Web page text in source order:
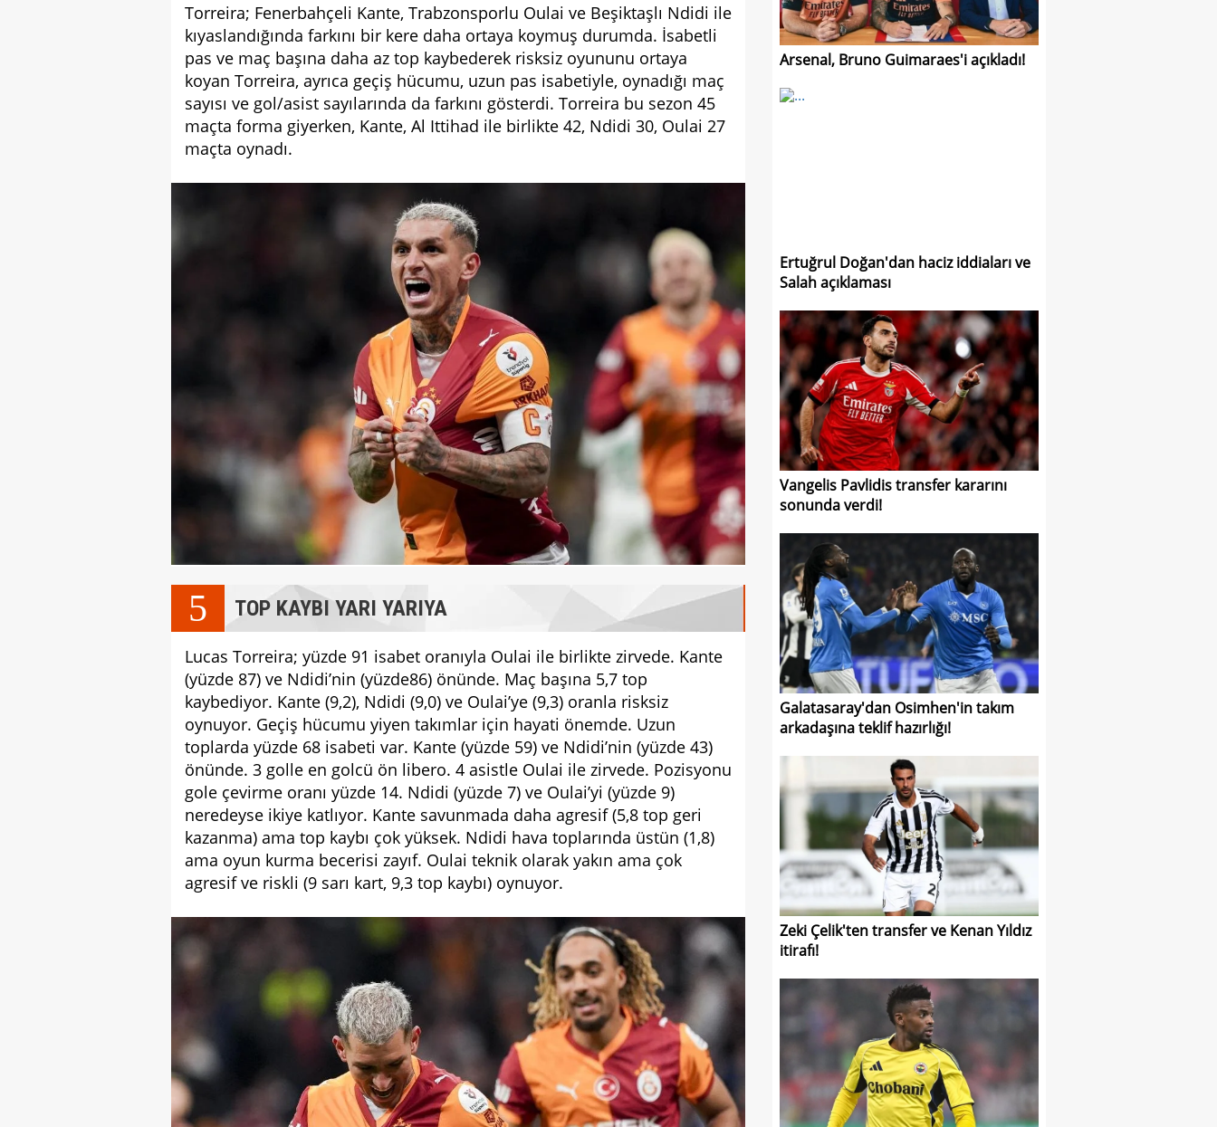
Torreira; Fenerbahçeli Kante, Trabzonsporlu Oulai ve Beşiktaşlı Ndidi ile
kıyaslandığında farkını bir kere daha ortaya koymuş durumda. İsabetli
pas ve maç başına daha az top kaybederek risksiz oyununu ortaya
koyan Torreira, ayrıca geçiş hücumu, uzun pas isabetiyle, oynadığı maç
sayısı ve gol/asist sayılarında da farkını gösterdi. Torreira bu sezon 45
maçta forma giyerken, Kante, Al Ittihad ile birlikte 42, Ndidi 30, Oulai 27
maçta oynadı.
5 TOP KAYBI YARI YARIYA
Lucas Torreira; yüzde 91 isabet oranıyla Oulai ile birlikte zirvede. Kante
(yüzde 87) ve Ndidi’nin (yüzde86) önünde. Maç başına 5,7 top
kaybediyor. Kante (9,2), Ndidi (9,0) ve Oulai’ye (9,3) oranla risksiz
oynuyor. Geçiş hücumu yiyen takımlar için hayati önemde. Uzun
toplarda yüzde 68 isabeti var. Kante (yüzde 59) ve Ndidi’nin (yüzde 43)
önünde. 3 golle en golcü ön libero. 4 asistle Oulai ile zirvede. Pozisyonu
gole çevirme oranı yüzde 14. Ndidi (yüzde 7) ve Oulai’yi (yüzde 9)
neredeyse ikiye katlıyor. Kante savunmada daha agresif (5,8 top geri
kazanma) ama top kaybı çok yüksek. Ndidi hava toplarında üstün (1,8)
ama oyun kurma becerisi zayıf. Oulai teknik olarak yakın ama çok
agresif ve riskli (9 sarı kart, 9,3 top kaybı) oynuyor.
Arsenal, Bruno Guimaraes'i açıkladı!
Ertuğrul Doğan'dan haciz iddiaları ve
Salah açıklaması
Vangelis Pavlidis transfer kararını
sonunda verdi!
Galatasaray'dan Osimhen'in takım
arkadaşına teklif hazırlığı!
Zeki Çelik'ten transfer ve Kenan Yıldız
itirafı!